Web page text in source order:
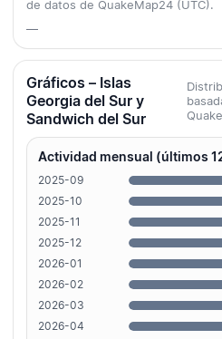
de datos de QuakeMap24 (UTC).
—
Gráficos – Islas
Georgia del Sur y
Sandwich del Sur
Actividad mensual (últimos
2025-09
2025-10
2025-11
2025-12
2026-01
2026-02
2026-03
2026-04